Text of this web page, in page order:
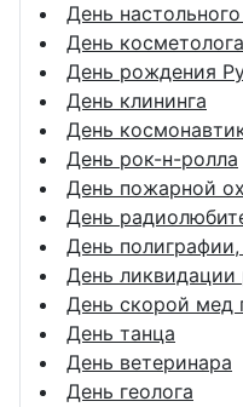
День
День косметолога
День рождения
День клининга
День
День рок-н-ролла
День пожарной
День
День
День
День скорой
День танца
День ветеринара
День геолога